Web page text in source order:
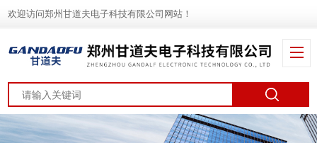
欢迎访问郑州甘道夫电子科技有限公司网站！